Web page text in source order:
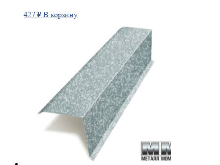
427 ₽ В корзину